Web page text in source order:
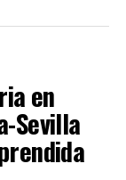
dato
el
en
y La
no
las
en
Sevilla